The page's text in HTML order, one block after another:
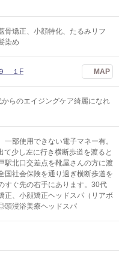
矯正、小顔特化、たるみリフ
染め
９ １F MAP
らのエイジングケア綺麗になれ
部使用できない電子マネー有。
少し左に行き横断歩道を渡ると
駅北口交差点を靴屋さんの方に渡
国社会保険を通り過ぎ横断歩道を
すぐ先の右手にあります。30代
正、小顔矯正ヘッドスパ（リアボ
頭浸浴美療ヘッドスパ